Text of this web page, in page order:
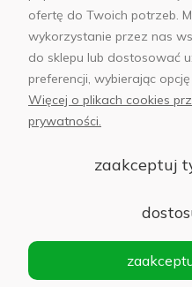
+48
© 2025 Wszelkie prawa
Siedziba: 02-486
1132646403
ofertę do Twoich potrzeb.
wykorzystanie przez nas
do sklepu lub dostosować
preferencji, wybierając
Więcej o plikach cookies
prywatności.
zaakceptuj